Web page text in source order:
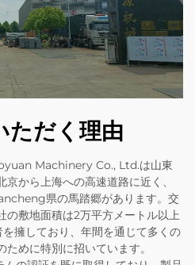
ただく理由
Machinery Co., Ltd.は山東
から上海への高速道路に近く、
県の馬踏郷があります。交
の敷地面積は2万平方メートル以上
擁しており、年間を通じて多くの
めに特別に招いています。